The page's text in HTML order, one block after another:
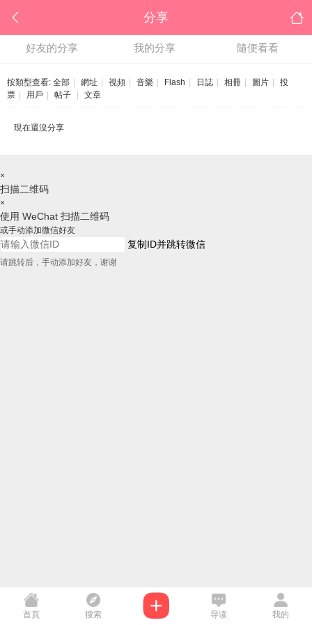
分享
好友的分享 我的分享 隨便看看
按類型查看: 全部 網址 視頻 音樂 Flash 日誌 相冊 圖片
投
票
用戶 帖子 文章
現在還沒分享
×
扫描二维码
×
使用 WeChat 扫描二维码
或手动添加微信好友
复制ID并跳转微信
请跳转后，手动添加好友，谢谢
首頁 搜索 导读 我的